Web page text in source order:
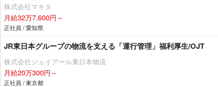
株式会社マキタ
月給32万7,600円～
正社員 / 愛知県
JR東日本グループの物流を支える「運行管理」福利厚生/OJT
株式会社ジェイアール東日本物流
月給20万300円～
正社員 / 東京都